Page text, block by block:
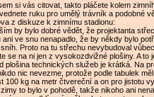
si vás citovat, takto pláčete kolem
ruku pro umělý trávník a podobné
z diskuze k zimnímu stadionu:
by bylo dobré vědět, že projektanta
ani ve snu nenapadlo, že by někdy bylo
Proto na tu střechu nevybudoval
se na ni jen z vysokozdvižné plošiny. A to
plošina technických služeb je krátká. Na
nic nevezme, protože podle tabulek
100 kg na metr čtvereční a on pro jistotu
to bylo v pohodě, takže nikoho ani